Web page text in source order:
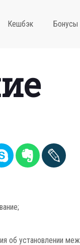
Кешбэк Бонусы
установлении